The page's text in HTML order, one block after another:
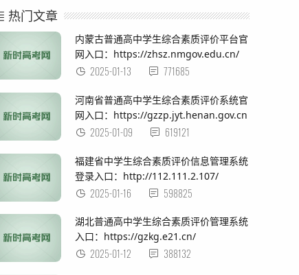
热门文章
内蒙古普通高中学生综合素质评价平台官
网入口：https://zhsz.nmgov.edu.cn/
2025-01-13 771685
河南省普通高中学生综合素质评价系统官
网入口：https://gzzp.jyt.henan.gov.cn
2025-01-09 619121
福建省中学生综合素质评价信息管理系统
登录入口：http://112.111.2.107/
2025-01-16 598825
湖北普通高中学生综合素质评价管理系统
入口：https://gzkg.e21.cn/
2025-01-12 388132